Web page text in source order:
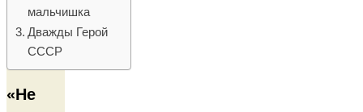
мальчишка
Дважды Герой
СССР
«Не